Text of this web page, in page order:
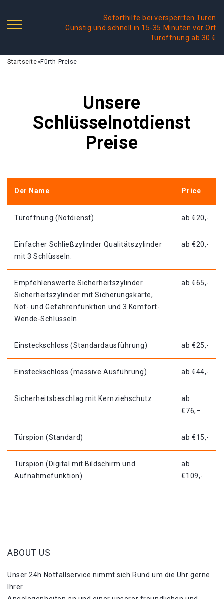
Soforthilfe bei versperrten Türen
Günstig und schnell in 15-35 Minuten vor Ort
Türöffnung ab 30 €
Startseite»Fürth Preise
Unsere
Schlüsselnotdienst
Preise
Der Name Price
Türoffnung (Notdienst) ab €20,-
Einfacher Schließzylinder Qualitätszylinder
mit 3 Schlüsseln.
ab €20,-
Empfehlenswerte Sicherheitszylinder
Sicherheitszylinder mit Sicherungskarte,
Not- und Gefahrenfunktion und 3 Komfort-
Wende-Schlüsseln.
ab €65,-
Einsteckschloss (Standardausführung) ab €25,-
Einsteckschloss (massive Ausführung) ab €44,-
Sicherheitsbeschlag mit Kernziehschutz
ab
€76,–
Türspion (Standard) ab €15,-
Türspion (Digital mit Bildschirm und
Aufnahmefunktion)
ab
€109,-
ABOUT US
Unser 24h Notfallservice nimmt sich Rund um die Uhr gerne
Ihrer